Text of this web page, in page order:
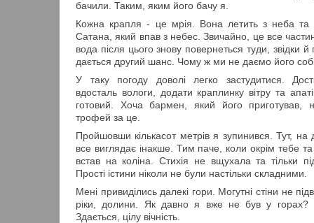
бачили. Таким, яким його бачу я.
Кожна крапля - це мрія. Вона летить з неба та
Сатана, який впав з небес. Звичайно, це все
вода після цього знову повернеться туди, звідки й
дається другий шанс. Чому ж ми не даємо його
У таку погоду доволі легко застудитися.
вдосталь вологи, додати краплинку вітру та
готовий. Хоча бармен, який його приготував,
трофей за це.
Пройшовши кількасот метрів я зупинився. Тут, на
все виглядає інакше. Тим паче, коли окрім тебе
встав на коліна. Стихія не вщухала та тільки
Прості істини ніколи не були настільки складними.
Мені привиділись далекі гори. Могутні стіни не
ріки, долини. Як давно я вже не був у горах?
Здається, цілу вічність.